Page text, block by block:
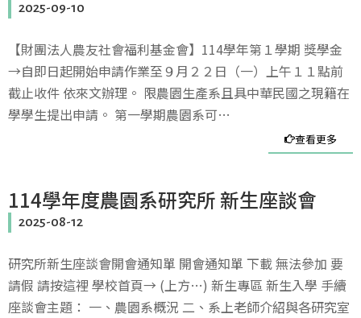
2025-09-10
【財團法人農友社會福利基金會】114學年第１學期 獎學金
→自即日起開始申請作業至９月２２日（一）上午１１點前
截止收件 依來文辦理。 限農園生產系且具中華民國之現籍在
學學生提出申請。 第一學期農園系可…
查看更多
114學年度農園系研究所 新生座談會
2025-08-12
研究所新生座談會開會通知單 開會通知單 下載 無法參加 要
請假 請按這裡 學校首頁→ (上方…) 新生專區 新生入學 手續
座談會主題： 一、農園系概況 二、系上老師介紹與各研究室